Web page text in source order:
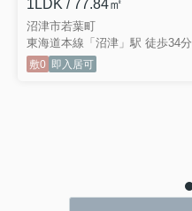
1LDK / 77.84㎡
沼津市若葉町
東海道本線「沼津」駅 徒歩34分
敷0 即入居可